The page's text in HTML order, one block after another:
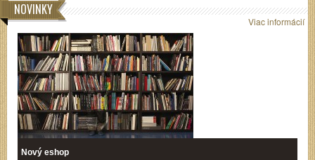
NOVINKY
Nový eshop
Viac informácií